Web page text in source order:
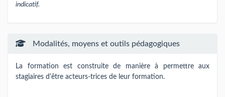
indicatif.
Modalités, moyens et outils pédagogiques
La formation est construite de manière à permettre aux
stagiaires d'être acteurs-trices de leur formation.